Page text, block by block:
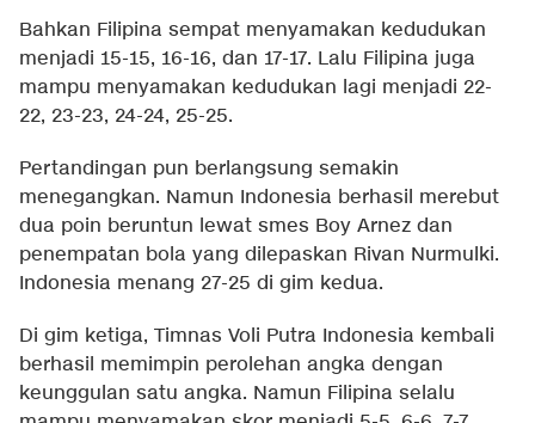
Bahkan Filipina sempat menyamakan kedudukan
menjadi 15-15, 16-16, dan 17-17. Lalu Filipina juga
mampu menyamakan kedudukan lagi menjadi 22-
22, 23-23, 24-24, 25-25.
Pertandingan pun berlangsung semakin
menegangkan. Namun Indonesia berhasil merebut
dua poin beruntun lewat smes Boy Arnez dan
penempatan bola yang dilepaskan Rivan Nurmulki.
Indonesia menang 27-25 di gim kedua.
Di gim ketiga, Timnas Voli Putra Indonesia kembali
berhasil memimpin perolehan angka dengan
keunggulan satu angka. Namun Filipina selalu